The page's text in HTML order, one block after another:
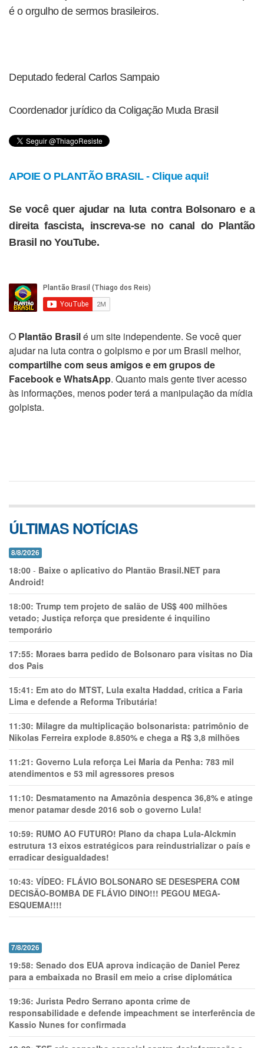
é o orgulho de sermos brasileiros.
Deputado federal Carlos Sampaio
Coordenador jurídico da Coligação Muda Brasil
APOIE O PLANTÃO BRASIL - Clique aqui!
Se você quer ajudar na luta contra Bolsonaro e a
direita fascista, inscreva-se no canal do Plantão
Brasil no YouTube.
O Plantão Brasilé um site independente. Se você quer
ajudar na luta contra o golpismo e por um Brasil melhor,
compartilhe com seus amigos e em grupos de
Facebook e WhatsApp. Quanto mais gente tiver acesso
às informações, menos poder terá a manipulação da mídia
golpista.
ÚLTIMAS NOTÍCIAS
8/8/2026
18:00 - Baixe o aplicativo do Plantão Brasil.NET para
Android!
18:00: Trump tem projeto de salão de US$ 400 milhões
vetado; Justiça reforça que presidente é inquilino
temporário
17:55: Moraes barra pedido de Bolsonaro para visitas no Dia
dos Pais
15:41: Em ato do MTST, Lula exalta Haddad, critica a Faria
Lima e defende a Reforma Tributária!
11:30: Milagre da multiplicação bolsonarista: patrimônio de
Nikolas Ferreira explode 8.850% e chega a R$ 3,8 milhões
11:21: Governo Lula reforça Lei Maria da Penha: 783 mil
atendimentos e 53 mil agressores presos
11:10: Desmatamento na Amazônia despenca 36,8% e atinge
menor patamar desde 2016 sob o governo Lula!
10:59: RUMO AO FUTURO! Plano da chapa Lula-Alckmin
estrutura 13 eixos estratégicos para reindustrializar o país e
erradicar desigualdades!
10:43: VÍDEO: FLÁVIO BOLSONARO SE DESESPERA COM
DECISÃO-BOMBA DE FLÁVIO DINO!!! PEGOU MEGA-
ESQUEMA!!!!
7/8/2026
19:58: Senado dos EUA aprova indicação de Daniel Perez
para a embaixada no Brasil em meio a crise diplomática
19:36: Jurista Pedro Serrano aponta crime de
responsabilidade e defende impeachment se interferência de
Kassio Nunes for confirmada